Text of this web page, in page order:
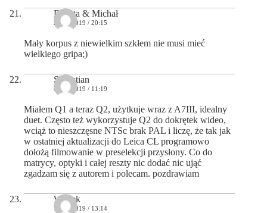
Dorota & Michał
22/10/2019 / 20:15
Mały korpus z niewielkim szkłem nie musi mieć
wielkiego gripa;)
Sebastian
08/12/2019 / 11:19
Miałem Q1 a teraz Q2, użytkuje wraz z A7III, idealny
duet. Często też wykorzystuje Q2 do dokrętek wideo,
wciąż to nieszczęsne NTSc brak PAL i liczę, że tak jak
w ostatniej aktualizacji do Leica CL programowo
dołożą filmowanie w preselekcji przysłony. Co do
matrycy, optyki i całej reszty nic dodać nic ująć
zgadzam się z autorem i polecam. pozdrawiam
Wojtek
11/12/2019 / 13:14